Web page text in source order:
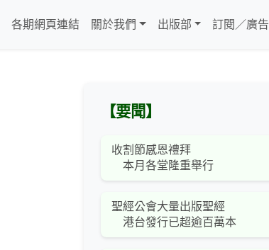
各期網頁連結 關於我們 出版部 訂閱／廣告
【要聞】
收割節感恩禮拜
本月各堂隆重舉行
聖經公會大量出版聖經
港台發行已超逾百萬本